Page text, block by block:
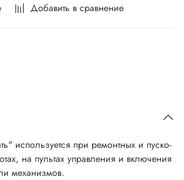
Добавить в сравнение
используется при ремонтных и пуско-
на пультах управления и включения
механизмов.